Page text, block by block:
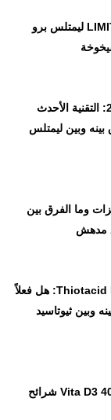
كبسولات LIMITLESS PRO AGING ليمتلس برو
ليمتلس اوسوفورتين د3 لايبو-ك2: التقنية الأحدث
وبين ليمتلس
وما الفرق بين
مدهش
ثيوتاسيد بلس اكس ار Thiotacid Plus XR: هل فعلاً
وبين ثيوتاسيد
فيتا د3 4000 وحدة دولية Vita D3 4000 IU شرائح